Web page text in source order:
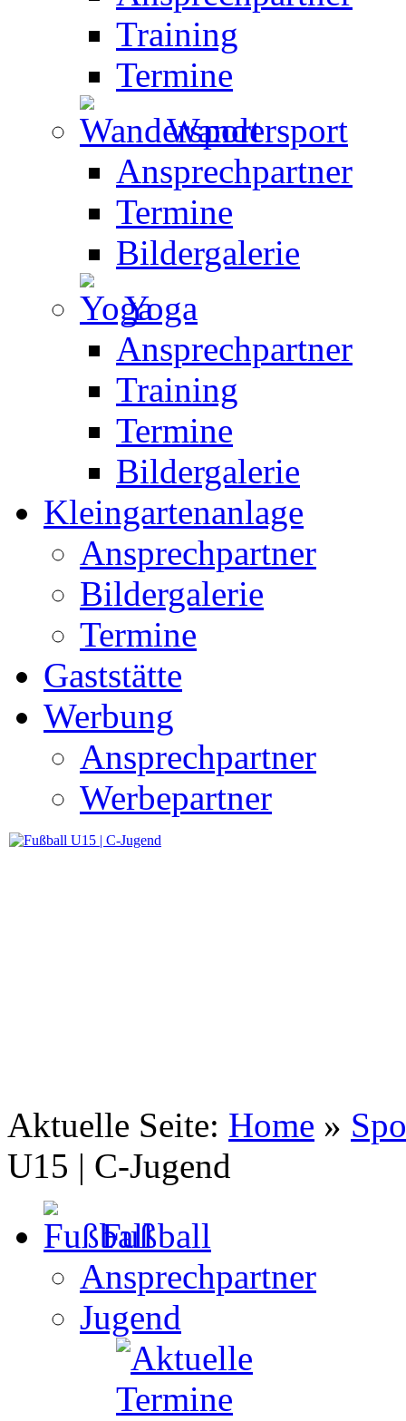
Training
Termine
Wandersport
Ansprechpartner
Termine
Bildergalerie
Yoga
Ansprechpartner
Training
Termine
Bildergalerie
Kleingartenanlage
Ansprechpartner
Bildergalerie
Termine
Gaststätte
Werbung
Ansprechpartner
Werbepartner
Aktuelle Seite: Home »
U15 | C-Jugend
Fußball
Ansprechpartner
Jugend